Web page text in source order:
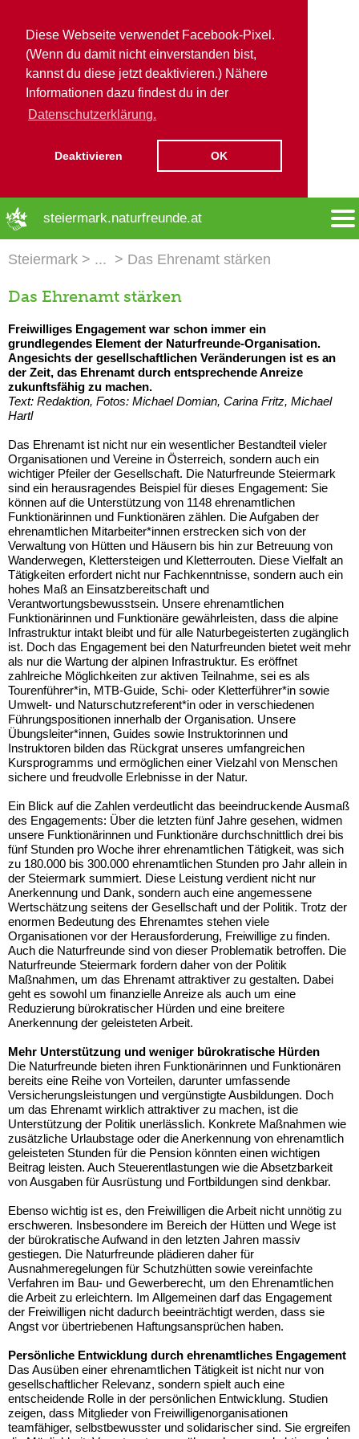
Diese Webseite verwendet Facebook-Pixel.
(Wenn du damit nicht einverstanden bist,
kannst du diese jetzt deaktivieren.) Nähere
Informationen dazu findest du in der
Datenschutzerklärung.
Deaktivieren OK
steiermark.naturfreunde.at
Steiermark Das Ehrenamt stärken
Das Ehrenamt stärken
Freiwilliges Engagement war schon immer ein
grundlegendes Element der Naturfreunde-Organisation.
Angesichts der gesellschaftlichen Veränderungen ist es an
der Zeit, das Ehrenamt durch entsprechende Anreize
zukunftsfähig zu machen.
Text: Redaktion, Fotos: Michael Domian, Carina Fritz, Michael
Hartl
Das Ehrenamt ist nicht nur ein wesentlicher Bestandteil vieler
Organisationen und Vereine in Österreich, sondern auch ein
wichtiger Pfeiler der Gesellschaft. Die Naturfreunde Steiermark
sind ein herausragendes Beispiel für dieses Engagement: Sie
können auf die Unterstützung von 1148 ehrenamtlichen
Funktionärinnen und Funktionären zählen. Die Aufgaben der
ehrenamtlichen Mitarbeiter*innen erstrecken sich von der
Verwaltung von Hütten und Häusern bis hin zur Betreuung von
Wanderwegen, Klettersteigen und Kletterrouten. Diese Vielfalt an
Tätigkeiten erfordert nicht nur Fachkenntnisse, sondern auch ein
hohes Maß an Einsatzbereitschaft und
Verantwortungsbewusstsein. Unsere ehrenamtlichen
Funktionärinnen und Funktionäre gewährleisten, dass die alpine
Infrastruktur intakt bleibt und für alle Naturbegeisterten zugänglich
ist. Doch das Engagement bei den Naturfreunden bietet weit mehr
als nur die Wartung der alpinen Infrastruktur. Es eröffnet
zahlreiche Möglichkeiten zur aktiven Teilnahme, sei es als
Tourenführer*in, MTB-Guide, Schi- oder Kletterführer*in sowie
Umwelt- und Naturschutzreferent*in oder in verschiedenen
Führungspositionen innerhalb der Organisation. Unsere
Übungsleiter*innen, Guides sowie Instruktorinnen und
Instruktoren bilden das Rückgrat unseres umfangreichen
Kursprogramms und ermöglichen einer Vielzahl von Menschen
sichere und freudvolle Erlebnisse in der Natur.
Ein Blick auf die Zahlen verdeutlicht das beeindruckende Ausmaß
des Engagements: Über die letzten fünf Jahre gesehen, widmen
unsere Funktionärinnen und Funktionäre durchschnittlich drei bis
fünf Stunden pro Woche ihrer ehrenamtlichen Tätigkeit, was sich
zu 180.000 bis 300.000 ehrenamtlichen Stunden pro Jahr allein in
der Steiermark summiert. Diese Leistung verdient nicht nur
Anerkennung und Dank, sondern auch eine angemessene
Wertschätzung seitens der Gesellschaft und der Politik. Trotz der
enormen Bedeutung des Ehrenamtes stehen viele
Organisationen vor der Herausforderung, Freiwillige zu finden.
Auch die Naturfreunde sind von dieser Problematik betroffen. Die
Naturfreunde Steiermark fordern daher von der Politik
Maßnahmen, um das Ehrenamt attraktiver zu gestalten. Dabei
geht es sowohl um finanzielle Anreize als auch um eine
Reduzierung bürokratischer Hürden und eine breitere
Anerkennung der geleisteten Arbeit.
Mehr Unterstützung und weniger bürokratische Hürden
Die Naturfreunde bieten ihren Funktionärinnen und Funktionären
bereits eine Reihe von Vorteilen, darunter umfassende
Versicherungsleistungen und vergünstigte Ausbildungen. Doch
um das Ehrenamt wirklich attraktiver zu machen, ist die
Unterstützung der Politik unerlässlich. Konkrete Maßnahmen wie
zusätzliche Urlaubstage oder die Anerkennung von ehrenamtlich
geleisteten Stunden für die Pension könnten einen wichtigen
Beitrag leisten. Auch Steuerentlastungen wie die Absetzbarkeit
von Ausgaben für Ausrüstung und Fortbildungen sind denkbar.
Ebenso wichtig ist es, den Freiwilligen die Arbeit nicht unnötig zu
erschweren. Insbesondere im Bereich der Hütten und Wege ist
der bürokratische Aufwand in den letzten Jahren massiv
gestiegen. Die Naturfreunde plädieren daher für
Ausnahmeregelungen für Schutzhütten sowie vereinfachte
Verfahren im Bau- und Gewerberecht, um den Ehrenamtlichen
die Arbeit zu erleichtern. Im Allgemeinen darf das Engagement
der Freiwilligen nicht dadurch beeinträchtigt werden, dass sie
Angst vor übertriebenen Haftungsansprüchen haben.
Persönliche Entwicklung durch ehrenamtliches Engagement
Das Ausüben einer ehrenamtlichen Tätigkeit ist nicht nur von
gesellschaftlicher Relevanz, sondern spielt auch eine
entscheidende Rolle in der persönlichen Entwicklung. Studien
zeigen, dass Mitglieder von Freiwilligenorganisationen
teamfähiger, selbstbewusster und solidarischer sind. Sie ergreifen